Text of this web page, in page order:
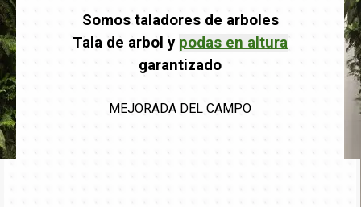
Somos taladores de arboles
Tala de arbol y podas en altura
garantizado
MEJORADA DEL CAMPO